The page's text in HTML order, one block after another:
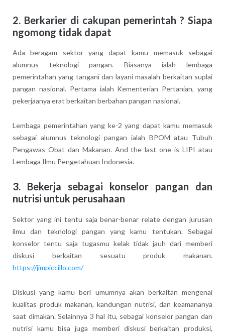
2. Berkarier di cakupan pemerintah ? Siapa
ngomong tidak dapat
Ada beragam sektor yang dapat kamu memasuk sebagai
alumnus teknologi pangan. Biasanya ialah lembaga
pemerintahan yang tangani dan layani masalah berkaitan suplai
pangan nasional. Pertama ialah Kementerian Pertanian, yang
pekerjaanya erat berkaitan berbahan pangan nasional.
Lembaga pemerintahan yang ke-2 yang dapat kamu memasuk
sebagai alumnus teknologi pangan ialah BPOM atau Tubuh
Pengawas Obat dan Makanan. And the last one is LIPI atau
Lembaga Ilmu Pengetahuan Indonesia.
3. Bekerja sebagai konselor pangan dan
nutrisi untuk perusahaan
Sektor yang ini tentu saja benar-benar relate dengan jurusan
ilmu dan teknologi pangan yang kamu tentukan. Sebagai
konselor tentu saja tugasmu kelak tidak jauh dari memberi
diskusi berkaitan sesuatu produk makanan.
https://jimpiccillo.com/
Diskusi yang kamu beri umumnya akan berkaitan mengenai
kualitas produk makanan, kandungan nutrisi, dan keamananya
saat dimakan. Selainnya 3 hal itu, sebagai konselor pangan dan
nutrisi kamu bisa juga memberi diskusi berkaitan produksi,